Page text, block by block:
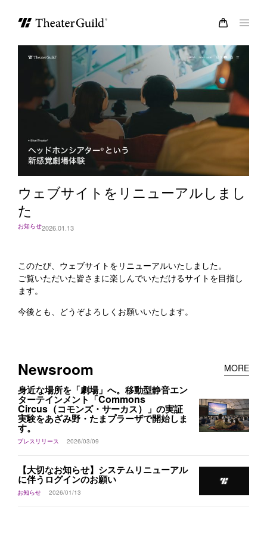
ウェブサイトをリニューアルしまし
た
お知らせ2026.01.13
このたび、ウェブサイトをリニューアルいたしました。
ご覧いただいた皆さまに楽しんでいただけるサイトを目指し
ます。
今後とも、どうぞよろしくお願いいたします。
Newsroom MORE
身近な場所を「劇場」へ。移動型静音エン
ターテインメント「Commons
Circus（コモンズ・サーカス） 」の実証
実験をあざみ野・たまプラーザで開始しま
す。
プレスリリース 2026/03/09
【大切なお知らせ】システムリニューアル
に伴うログインのお願い
お知らせ 2026/01/13